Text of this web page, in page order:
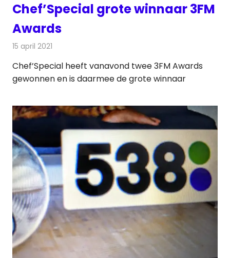
Chef’Special grote winnaar 3FM
Awards
15 april 2021
Chef’Special heeft vanavond twee 3FM Awards
gewonnen en is daarmee de grote winnaar